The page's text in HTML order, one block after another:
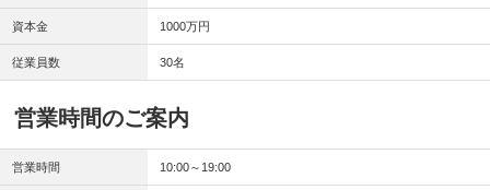
資本金 1000万円
従業員数 30名
営業時間のご案内
営業時間 10:00～19:00